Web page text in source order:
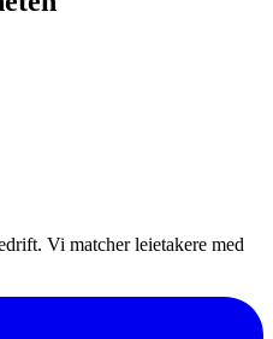
Vi matcher leietakere med